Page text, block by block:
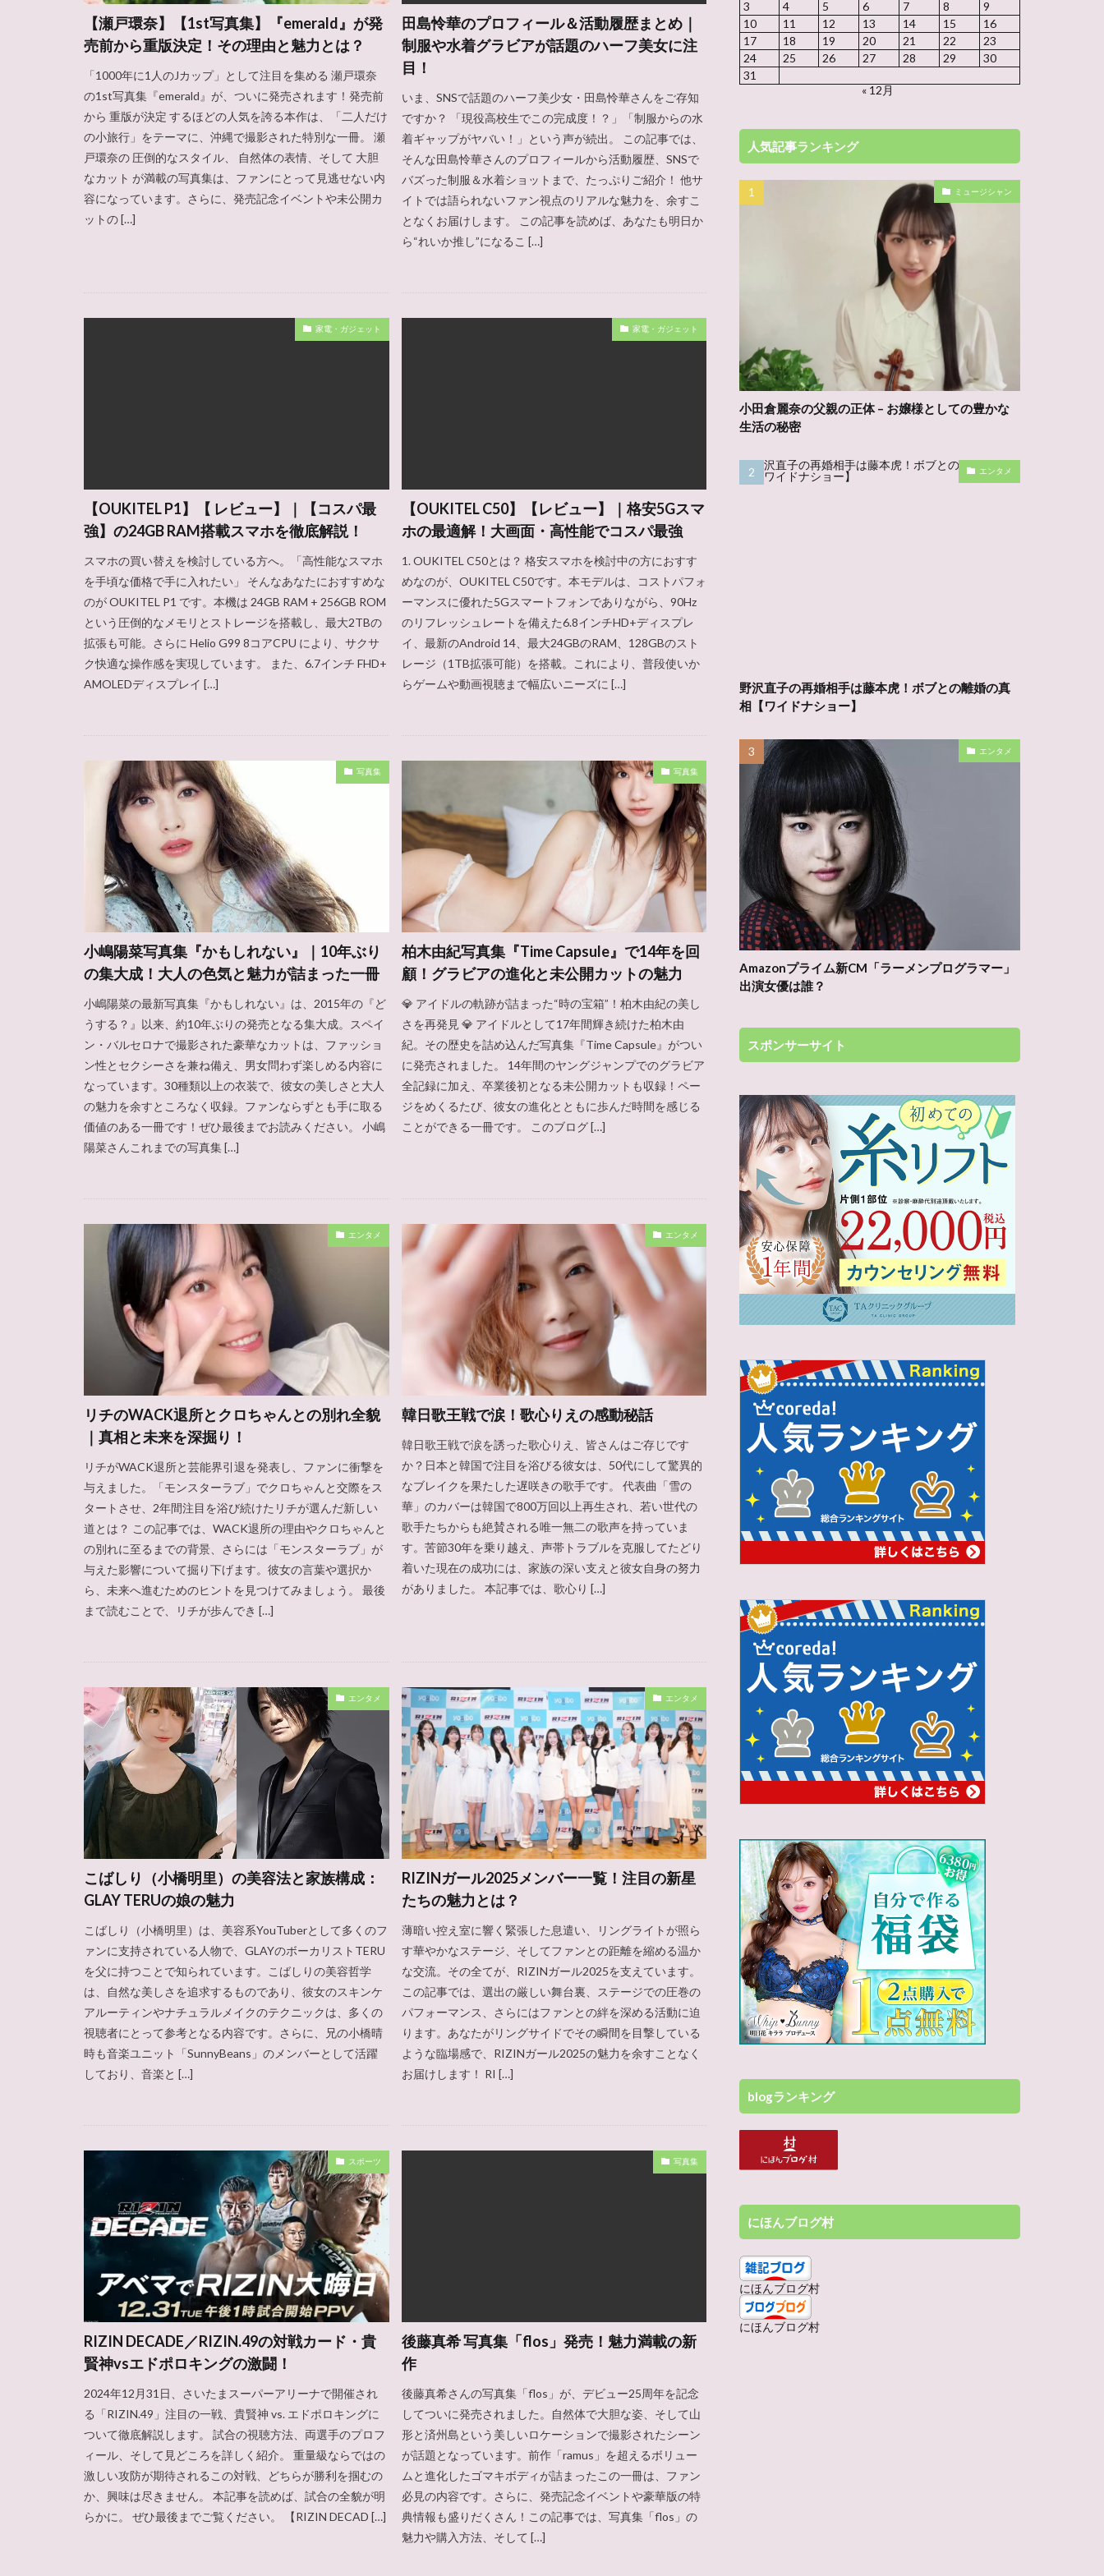
【瀬戸環奈】【1st写真集】『emerald』が発
売前から重版決定！その理由と魅力とは？
「1000年に1人のJカップ」として注目を集める 瀬戸環奈
の1st写真集『emerald』が、ついに発売されます！発売前
から 重版が決定 するほどの人気を誇る本作は、「二人だけ
の小旅行」をテーマに、沖縄で撮影された特別な一冊。 瀬
戸環奈の 圧倒的なスタイル、 自然体の表情、そして 大胆
なカット が満載の写真集は、ファンにとって見逃せない内
容になっています。さらに、発売記念イベントや未公開カ
ットの […]
田島怜華のプロフィール＆活動履歴まとめ｜
制服や水着グラビアが話題のハーフ美女に注
目！
いま、SNSで話題のハーフ美少女・田島怜華さんをご存知
ですか？ 「現役高校生でこの完成度！？」「制服からの水
着ギャップがヤバい！」という声が続出。 この記事では、
そんな田島怜華さんのプロフィールから活動履歴、SNSで
バズった制服＆水着ショットまで、たっぷりご紹介！ 他サ
イトでは語られないファン視点のリアルな魅力を、余すこ
となくお届けします。 この記事を読めば、あなたも明日か
ら“れいか推し”になるこ […]
家電・ガジェット
【OUKITEL P1】【 レビュー】｜【コスパ最
強】の24GB RAM搭載スマホを徹底解説！
スマホの買い替えを検討している方へ。「高性能なスマホ
を手頃な価格で手に入れたい」 そんなあなたにおすすめな
のが OUKITEL P1 です。本機は 24GB RAM + 256GB ROM
という圧倒的なメモリとストレージを搭載し、最大2TBの
拡張も可能。さらに Helio G99 8コアCPU により、サクサ
ク快適な操作感を実現しています。 また、6.7インチ FHD+
AMOLEDディスプレイ […]
家電・ガジェット
【OUKITEL C50】【レビュー】｜格安5Gスマ
ホの最適解！大画面・高性能でコスパ最強
1. OUKITEL C50とは？ 格安スマホを検討中の方におすす
めなのが、OUKITEL C50です。本モデルは、コストパフォ
ーマンスに優れた5Gスマートフォンでありながら、90Hz
のリフレッシュレートを備えた6.8インチHD+ディスプレ
イ、最新のAndroid 14、最大24GBのRAM、128GBのスト
レージ（1TB拡張可能）を搭載。これにより、普段使いか
らゲームや動画視聴まで幅広いニーズに […]
写真集
小嶋陽菜写真集『かもしれない』｜10年ぶり
の集大成！大人の色気と魅力が詰まった一冊
小嶋陽菜の最新写真集『かもしれない』は、2015年の『ど
うする？』以来、約10年ぶりの発売となる集大成。スペイ
ン・バルセロナで撮影された豪華なカットは、ファッショ
ン性とセクシーさを兼ね備え、男女問わず楽しめる内容に
なっています。30種類以上の衣装で、彼女の美しさと大人
の魅力を余すところなく収録。ファンならずとも手に取る
価値のある一冊です！ぜひ最後までお読みください。 小嶋
陽菜さんこれまでの写真集 […]
写真集
柏木由紀写真集『Time Capsule』で14年を回
顧！グラビアの進化と未公開カットの魅力
💎 アイドルの軌跡が詰まった“時の宝箱”！柏木由紀の美し
さを再発見 💎 アイドルとして17年間輝き続けた柏木由
紀。その歴史を詰め込んだ写真集『Time Capsule』がつい
に発売されました。 14年間のヤングジャンプでのグラビア
全記録に加え、卒業後初となる未公開カットも収録！ペー
ジをめくるたび、彼女の進化とともに歩んだ時間を感じる
ことができる一冊です。 このブログ […]
エンタメ
リチのWACK退所とクロちゃんとの別れ全貌
｜真相と未来を深掘り！
リチがWACK退所と芸能界引退を発表し、ファンに衝撃を
与えました。「モンスターラブ」でクロちゃんと交際をス
タートさせ、2年間注目を浴び続けたリチが選んだ新しい
道とは？ この記事では、WACK退所の理由やクロちゃんと
の別れに至るまでの背景、さらには「モンスターラブ」が
与えた影響について掘り下げます。彼女の言葉や選択か
ら、未来へ進むためのヒントを見つけてみましょう。 最後
まで読むことで、リチが歩んでき […]
エンタメ
韓日歌王戦で涙！歌心りえの感動秘話
韓日歌王戦で涙を誘った歌心りえ、皆さんはご存じです
か？日本と韓国で注目を浴びる彼女は、50代にして驚異的
なブレイクを果たした遅咲きの歌手です。 代表曲「雪の
華」のカバーは韓国で800万回以上再生され、若い世代の
歌手たちからも絶賛される唯一無二の歌声を持っていま
す。苦節30年を乗り越え、声帯トラブルを克服してたどり
着いた現在の成功には、家族の深い支えと彼女自身の努力
がありました。 本記事では、歌心り […]
エンタメ
こばしり（小橋明里）の美容法と家族構成：
GLAY TERUの娘の魅力
こばしり（小橋明里）は、美容系YouTuberとして多くのフ
ァンに支持されている人物で、GLAYのボーカリストTERU
を父に持つことで知られています。こばしりの美容哲学
は、自然な美しさを追求するものであり、彼女のスキンケ
アルーティンやナチュラルメイクのテクニックは、多くの
視聴者にとって参考となる内容です。さらに、兄の小橋晴
時も音楽ユニット「SunnyBeans」のメンバーとして活躍
しており、音楽と […]
エンタメ
RIZINガール2025メンバー一覧！注目の新星
たちの魅力とは？
薄暗い控え室に響く緊張した息遣い、リングライトが照ら
す華やかなステージ、そしてファンとの距離を縮める温か
な交流。その全てが、RIZINガール2025を支えています。
この記事では、選出の厳しい舞台裏、ステージでの圧巻の
パフォーマンス、さらにはファンとの絆を深める活動に迫
ります。あなたがリングサイドでその瞬間を目撃している
ような臨場感で、RIZINガール2025の魅力を余すことなく
お届けします！ RI […]
スポーツ
RIZIN DECADE／RIZIN.49の対戦カード・貴
賢神vsエドポロキングの激闘！
2024年12月31日、さいたまスーパーアリーナで開催され
る「RIZIN.49」注目の一戦、貴賢神 vs. エドポロキングに
ついて徹底解説します。 試合の視聴方法、両選手のプロフ
ィール、そして見どころを詳しく紹介。 重量級ならではの
激しい攻防が期待されるこの対戦、どちらが勝利を掴むの
か、興味は尽きません。 本記事を読めば、試合の全貌が明
らかに。 ぜひ最後までご覧ください。 【RIZIN DECAD […]
写真集
後藤真希 写真集「flos」発売！魅力満載の新
作
後藤真希さんの写真集「flos」が、デビュー25周年を記念
してついに発売されました。自然体で大胆な姿、そして山
形と済州島という美しいロケーションで撮影されたシーン
が話題となっています。前作「ramus」を超えるボリュー
ムと進化したゴマキボディが詰まったこの一冊は、ファン
必見の内容です。さらに、発売記念イベントや豪華版の特
典情報も盛りだくさん！この記事では、写真集「flos」の
魅力や購入方法、そして […]
3 4 5 6 7 8
9
10
11 12 13 14 15
16
17
18 19 20 21 22
23
24
25 26 27 28 29
30
31
« 12月
人気記事ランキング
ミュージシャン
小田倉麗奈の父親の正体 – お嬢様としての豊かな
生活の秘密
エンタメ
野沢直子の再婚相手は藤本虎！ボブとの離婚の真
相【ワイドナショー】
エンタメ
Amazonプライム新CM「ラーメンプログラマー」
出演女優は誰？
スポンサーサイト
blogランキング
にほんブログ村
にほんブログ村
にほんブログ村